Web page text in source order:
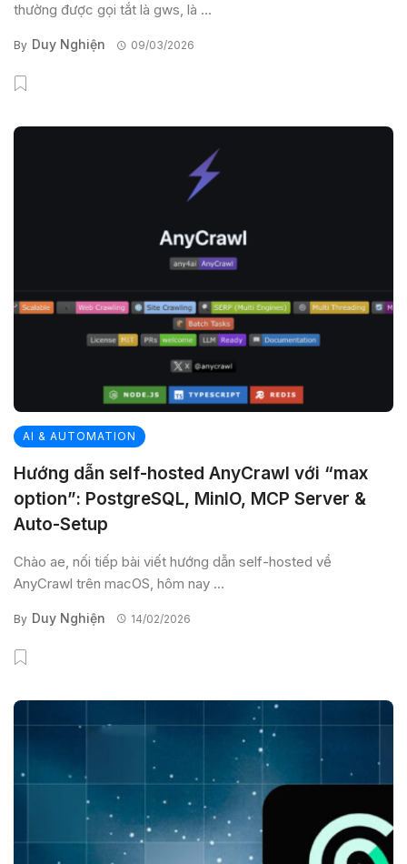
thường được gọi tắt là gws, là ...
By Duy Nghiện 09/03/2026
AI & AUTOMATION
Hướng dẫn self-hosted AnyCrawl với “max
option”: PostgreSQL, MinIO, MCP Server &
Auto-Setup
Chào ae, nối tiếp bài viết hướng dẫn self-hosted về
AnyCrawl trên macOS, hôm nay ...
By Duy Nghiện 14/02/2026